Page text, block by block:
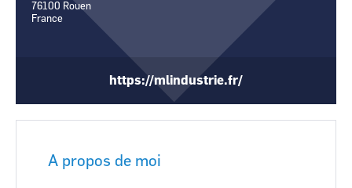
76100 Rouen
France
https://mlindustrie.fr/
A propos de moi